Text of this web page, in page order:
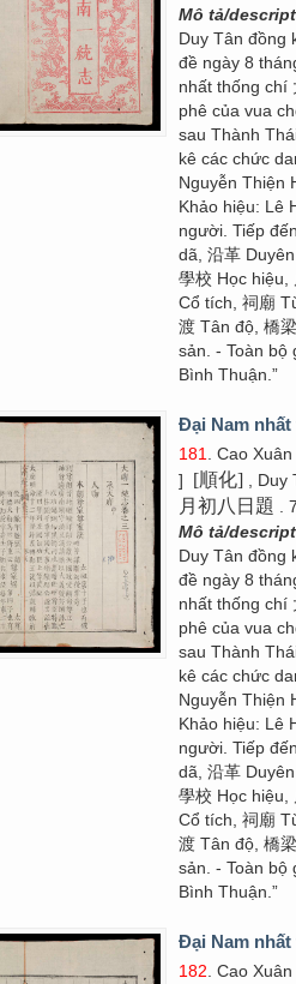
Mô tả/
Duy Tân đồng
đề ngày 8
nhất thống chí
phê của vua
sau Thành
kê các chức
Nguyễn Thiện
Khảo hiệu: Lê
người. Tiếp
dã, 沿革
學校 Học hiệu,
Cổ tích, 祠廟
渡 Tân độ, 橋
sản. - Toàn bộ
Bình Thuận.”
Đại Nam
181 . Cao
]
[順化] ,
月初八日題
.
Mô tả/
Duy Tân đồng
đề ngày 8
nhất thống chí
phê của vua
sau Thành
kê các chức
Nguyễn Thiện
Khảo hiệu: Lê
người. Tiếp
dã, 沿革
學校 Học hiệu,
Cổ tích, 祠廟
渡 Tân độ, 橋
sản. - Toàn bộ
Bình Thuận.”
Đại Nam
182 . Cao